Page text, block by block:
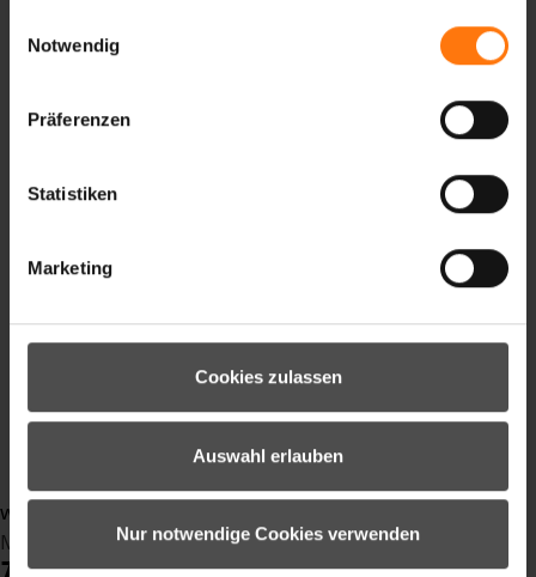
Notwendig
Präferenzen
Statistiken
Marketing
Cookies zulassen
Auswahl erlauben
Nur notwendige Cookies verwenden
Fahrrad
Ziener
MTB
Enduro
Video
outdoor
Outdoorbekleidung
weiterlesen ...
Montag, 13 November 2023 09:38